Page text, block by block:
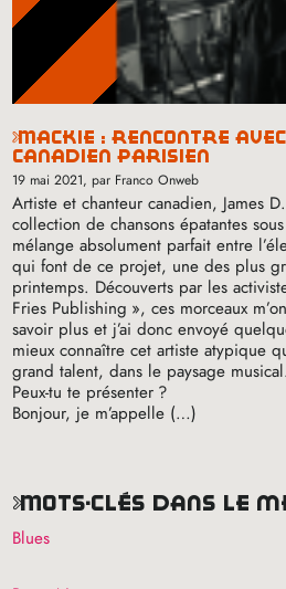
mackie : rencontre avec un chanteur
canadien parisien
19 mai 2021, par Franco Onweb
Artiste et chanteur canadien, James
collection de chansons épatantes
mélange absolument parfait entre
qui font de ce projet, une des plus
printemps. Découverts par les
Fries Publishing », ces morceaux
savoir plus et j’ai donc envoyé
mieux connaître cet artiste atypique
grand talent, dans le paysage musical.
Peux-tu te présenter ?
Bonjour, je m’appelle (…)
mots-clés dans le
Blues